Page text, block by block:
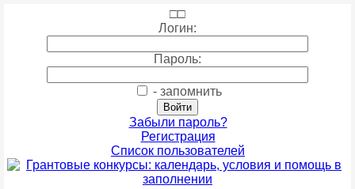
□□
Логин:
Пароль:
- запомнить
Забыли пароль?
Регистрация
Список пользователей